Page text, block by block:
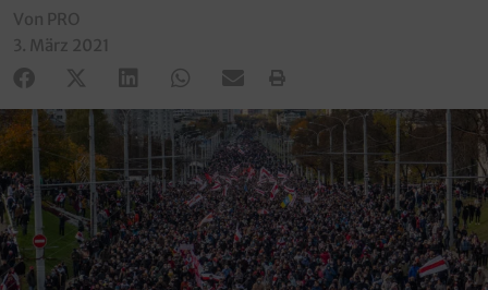
Von PRO
3. März 2021